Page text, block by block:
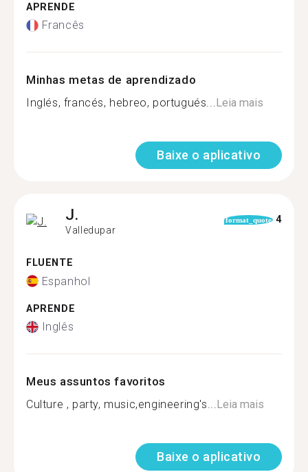
APRENDE
Francês
Minhas metas de aprendizado
Inglés, francés, hebreo, portugués...Leia mais
Baixe o aplicativo
J.
Valledupar
format_quote 4
FLUENTE
Espanhol
APRENDE
Inglês
Meus assuntos favoritos
Culture , party, music,engineering's...Leia mais
Baixe o aplicativo